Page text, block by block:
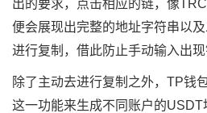
出的要求，点击相应的链，像
便会展现出完整的地址字符串以
进行复制，借此防止手动输入出现
除了主动去进行复制之外，TP钱
这一功能来生成不同账户的